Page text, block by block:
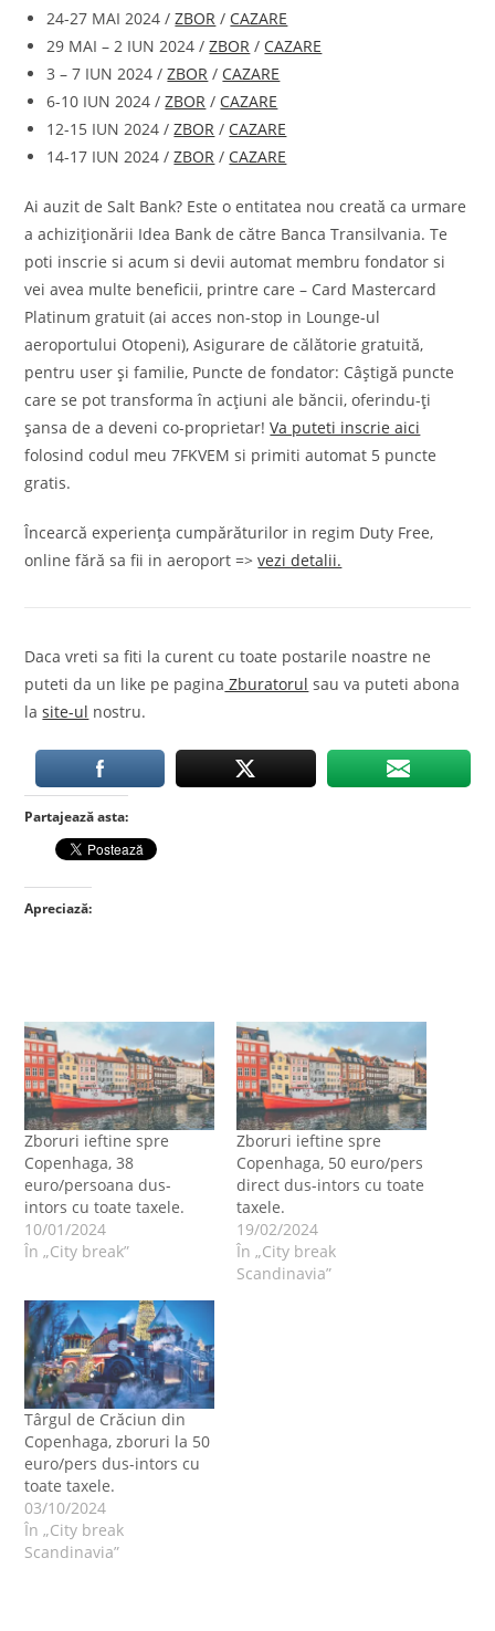
24-27 MAI 2024 /ZBOR / CAZARE
29 MAI – 2 IUN 2024 /ZBOR / CAZARE
3 – 7 IUN 2024 /ZBOR / CAZARE
6-10 IUN 2024 /ZBOR / CAZARE
12-15 IUN 2024 /ZBOR / CAZARE
14-17 IUN 2024 /ZBOR / CAZARE
Ai auzit de Salt Bank? Este o entitatea nou creată ca urmare
a achiziţionării Idea Bank de către Banca Transilvania. Te
poti inscrie si acum si devii automat membru fondator si
vei avea multe beneficii, printre care – Card Mastercard
Platinum gratuit (ai acces non-stop in Lounge-ul
aeroportului Otopeni), Asigurare de călătorie gratuită,
pentru user și familie, Puncte de fondator: Câștigă puncte
care se pot transforma în acțiuni ale băncii, oferindu-ți
șansa de a deveni co-proprietar!Va puteti inscrie aici
folosind codul meu 7FKVEM si primiti automat 5 puncte
gratis.
Încearcă experiența cumpărăturilor in regim Duty Free,
online fără sa fii in aeroport =>vezi detalii.
Daca vreti sa fiti la curent cu toate postarile noastre ne
puteti da un like pe pagina Zburatorul sau va puteti abona
lasite-ul nostru.
Partajează asta:
Apreciază:
Zboruri ieftine spre
Copenhaga, 38
euro/persoana dus-
intors cu toate taxele.
10/01/2024
În „City break”
Zboruri ieftine spre
Copenhaga, 50 euro/pers
direct dus-intors cu toate
taxele.
19/02/2024
În „City break
Scandinavia”
Târgul de Crăciun din
Copenhaga, zboruri la 50
euro/pers dus-intors cu
toate taxele.
03/10/2024
În „City break
Scandinavia”